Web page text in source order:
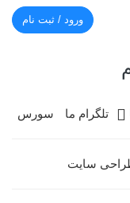
ورود / ثبت نام
تلگرام ما سورس
سایت